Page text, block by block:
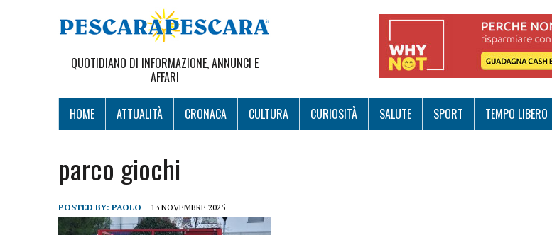
QUOTIDIANO DI INFORMAZIONE, ANNUNCI E
AFFARI
HOME ATTUALITÀ CRONACA CULTURA CURIOSITÀ SALUTE SPORT TEMPO LIBERO
parco giochi
POSTED BY: PAOLO 13 NOVEMBRE 2025